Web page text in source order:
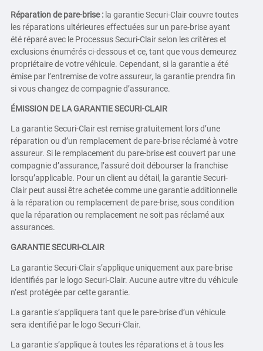
Réparation de pare-brise :la garantie Securi-Clair couvre toutes
les réparations ultérieures effectuées sur un pare-brise ayant
été réparé avec le Processus Securi-Clair selon les critères et
exclusions énumérés ci-dessous et ce, tant que vous demeurez
propriétaire de votre véhicule. Cependant, si la garantie a été
émise par l’entremise de votre assureur, la garantie prendra fin
si vous changez de compagnie d’assurance.
ÉMISSION DE LA GARANTIE SECURI-CLAIR
La garantie Securi-Clair est remise gratuitement lors d’une
réparation ou d’un remplacement de pare-brise réclamé à votre
assureur. Si le remplacement du pare-brise est couvert par une
compagnie d’assurance, l’assuré doit débourser la franchise
lorsqu’applicable. Pour un client au détail, la garantie Securi-
Clair peut aussi être achetée comme une garantie additionnelle
à la réparation ou remplacement de pare-brise, sous condition
que la réparation ou remplacement ne soit pas réclamé aux
assurances.
GARANTIE SECURI-CLAIR
La garantie Securi-Clair s’applique uniquement aux pare-brise
identifiés par le logo Securi-Clair. Aucune autre vitre du véhicule
n’est protégée par cette garantie.
La garantie s’appliquera tant que le pare-brise d’un véhicule
sera identifié par le logo Securi-Clair.
La garantie s’applique à toutes les réparations et à tous les